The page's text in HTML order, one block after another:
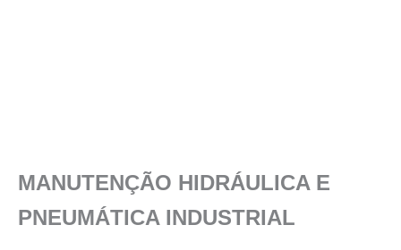
MANUTENÇÃO HIDRÁULICA E
PNEUMÁTICA INDUSTRIAL